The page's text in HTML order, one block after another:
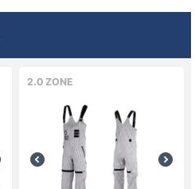
2.0 ZONE